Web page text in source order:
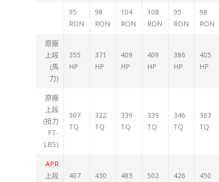
95
RON
98
RON
104
RON
108
RON
95
RON
98
RON
原廠
上段
(馬
力)
355
HP
371
HP
409
HP
409
HP
386
HP
405
HP
原廠
上段
(扭力
FT-
LBS)
307
TQ
322
TQ
339
TQ
339
TQ
346
TQ
363
TQ
APR
上段
407
430
483
502
426
450